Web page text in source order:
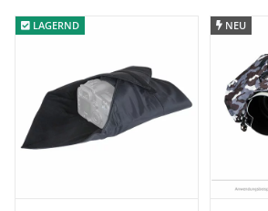
LAGERND
LAGERND NEU
NEU